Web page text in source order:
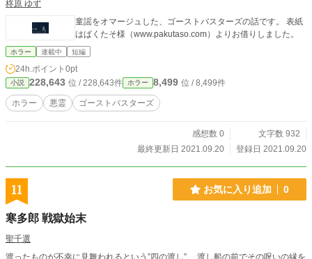
柊原 ゆず
童謡をオマージュした、ゴーストバスターズの話です。 表紙
はぱくたそ様（www.pakutaso.com）よりお借りしました。
ホラー 連載中 短編
24h.ポイント 0pt
小説 228,643 位 / 228,643件 ホラー 8,499 位 / 8,499件
ホラー 悪霊 ゴーストバスターズ
感想数 0
文字数 932
最終更新日 2021.09.20
登録日 2021.09.20
11 お気に入り追加 0
寒多郎 戦獄始末
聖千選
渡ったものが不幸に見舞われるという”四の渡し”。 渡し船の前でその呪いの縁を